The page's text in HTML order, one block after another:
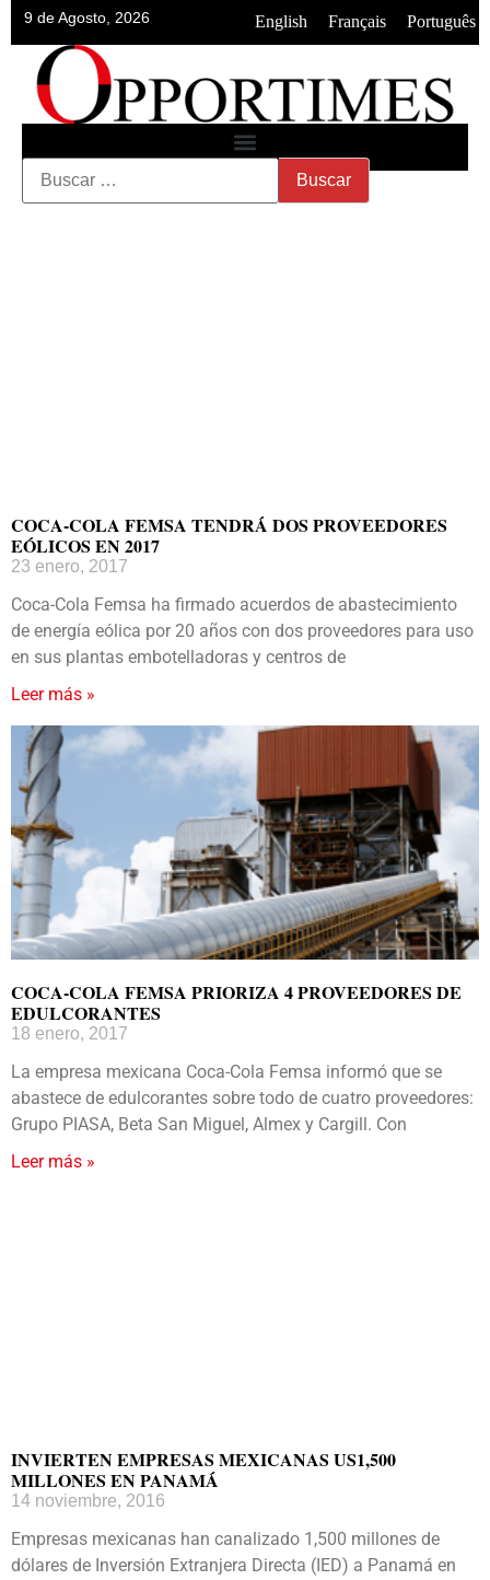
9 de Agosto, 2026 English Français Português
COCA-COLA FEMSA TENDRÁ DOS PROVEEDORES
EÓLICOS EN 2017
23 enero, 2017
Coca-Cola Femsa ha firmado acuerdos de abastecimiento
de energía eólica por 20 años con dos proveedores para uso
en sus plantas embotelladoras y centros de
Leer más »
COCA-COLA FEMSA PRIORIZA 4 PROVEEDORES DE
EDULCORANTES
18 enero, 2017
La empresa mexicana Coca-Cola Femsa informó que se
abastece de edulcorantes sobre todo de cuatro proveedores:
Grupo PIASA, Beta San Miguel, Almex y Cargill. Con
Leer más »
INVIERTEN EMPRESAS MEXICANAS US1,500
MILLONES EN PANAMÁ
14 noviembre, 2016
Empresas mexicanas han canalizado 1,500 millones de
dólares de Inversión Extranjera Directa (IED) a Panamá en